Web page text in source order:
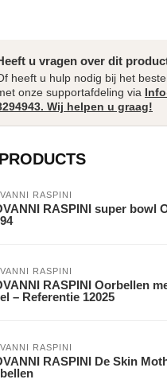
u vragen over dit
heeft u hulp nodig bij het
onze supportafdeling via
Wij helpen u graag!
RASPINI
RASPINI super bowl
RASPINI
RASPINI Oorbellen
– Referentie 12025
RASPINI
RASPINI De Skin